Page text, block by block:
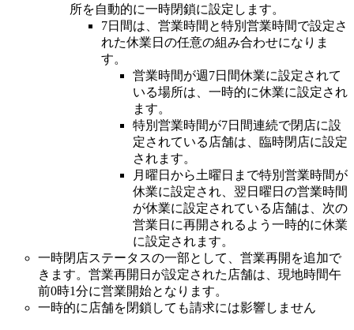
所を自動的に一時閉鎖に設定します。
7日間は、営業時間と特別営業時間で設定さ
れた休業日の任意の組み合わせになりま
す。
営業時間が週7日間休業に設定されて
いる場所は、一時的に休業に設定され
ます。
特別営業時間が7日間連続で閉店に設
定されている店舗は、臨時閉店に設定
されます。
月曜日から土曜日まで特別営業時間が
休業に設定され、翌日曜日の営業時間
が休業に設定されている店舗は、次の
営業日に再開されるよう一時的に休業
に設定されます。
一時閉店ステータスの一部として、営業再開を追加で
きます。営業再開日が設定された店舗は、現地時間午
前0時1分に営業開始となります。
一時的に店舗を閉鎖しても請求には影響しません